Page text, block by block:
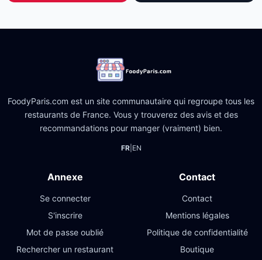
FoodyParis.com est un site communautaire qui regroupe tous les
restaurants de France. Vous y trouverez des avis et des
recommandations pour manger (vraiment) bien.
FR| EN
Annexe
Se connecter
S'inscrire
Mot de passe oublié
Rechercher un restaurant
Contact
Contact
Mentions légales
Politique de confidentialité
Boutique